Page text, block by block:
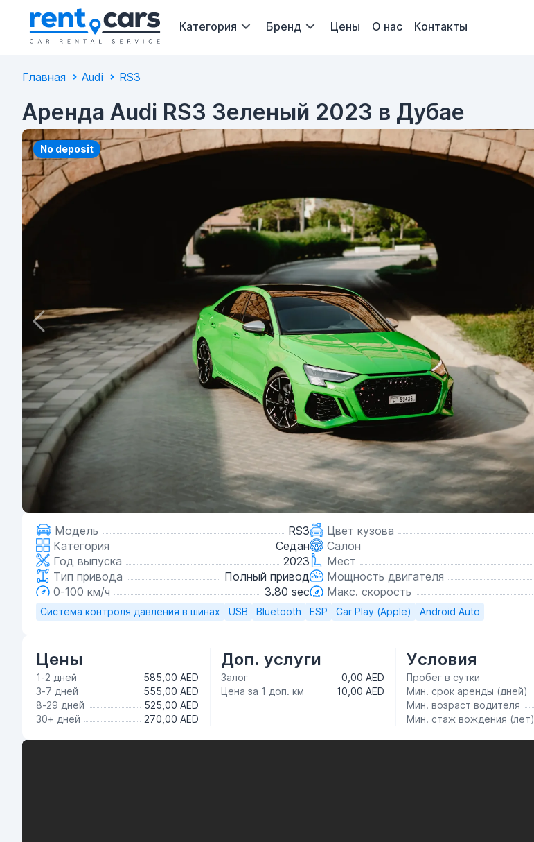
Категория Бренд Цены О нас Контакты
Главная Audi RS3
Аренда Audi RS3 Зеленый 2023 в Дубае
No deposit
Модель
RS3
Категория
Седан
Год выпуска
2023
Тип привода
Полный привод
0-100 км/ч
3.80 sec
Цвет кузова
Салон
Мест
Мощность двигателя
Макс. скорость
Система контроля давления в шинах USB Bluetooth ESP Car Play (Apple) Android Auto
Цены
1-2 дней
585,00 AED
3-7 дней
555,00 AED
8-29 дней
525,00 AED
30+ дней
270,00 AED
Доп. услуги
Залог
0,00 AED
Цена за 1 доп. км
10,00 AED
Условия
Пробег в сутки
Мин. срок аренды (дней)
Мин. возраст водителя
Мин. стаж вождения (лет)